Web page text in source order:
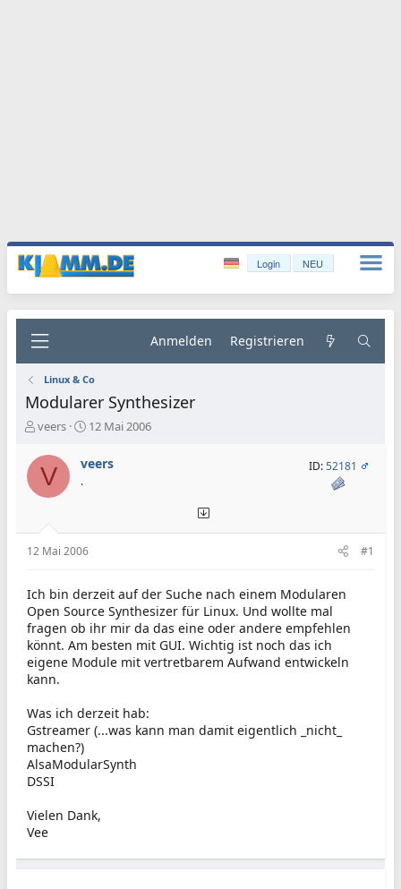
Login NEU
Anmelden Registrieren
Linux & Co
Modularer Synthesizer
E
s
t
e
r
veers
E
s
t
t
a
12 Mai 2006
V veers
.
ID:52181
12 Mai 2006 #1
Ich bin derzeit auf der Suche nach einem Modularen
Open Source Synthesizer für Linux. Und wollte mal
fragen ob ihr mir da das eine oder andere empfehlen
könnt. Am besten mit GUI. Wichtig ist noch das ich
eigene Module mit vertretbarem Aufwand entwickeln
kann.
Was ich derzeit hab:
Gstreamer (...was kann man damit eigentlich _nicht_
machen?)
AlsaModularSynth
DSSI
Vielen Dank,
Vee